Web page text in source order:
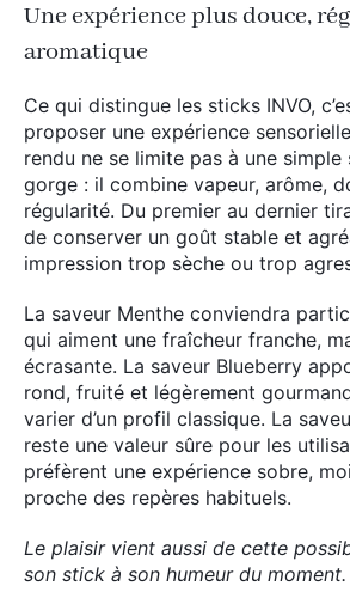
Une expérience plus douce,
aromatique
Ce qui distingue les sticks INVO,
proposer une expérience
rendu ne se limite pas à une simple
gorge : il combine vapeur, arôme,
régularité. Du premier au dernier
de conserver un goût stable et
impression trop sèche ou trop
La saveur Menthe conviendra
qui aiment une fraîcheur franche,
écrasante. La saveur Blueberry
rond, fruité et légèrement
varier d’un profil classique. La
reste une valeur sûre pour les
préfèrent une expérience sobre,
proche des repères habituels.
Le plaisir vient aussi de cette
son stick à son humeur du moment.